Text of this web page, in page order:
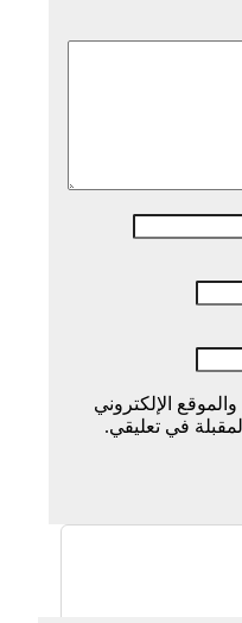
الإلكتروني
في تعليقي.